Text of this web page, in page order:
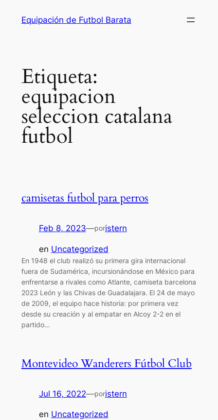
Equipación de Futbol Barata
Etiqueta:
equipacion
seleccion catalana
futbol
camisetas futbol para perros
Feb 8, 2023—poristern
en Uncategorized
En 1948 el club realizó su primera gira internacional
fuera de Sudamérica, incursionándose en México para
enfrentarse a rivales como Atlante, camiseta barcelona
2023 León y las Chivas de Guadalajara. El 24 de mayo
de 2009, el equipo hace historia: por primera vez
desde su creación y al empatar en Alcoy 2-2 en el
partido…
Montevideo Wanderers Fútbol Club
Jul 16, 2022—poristern
en Uncategorized